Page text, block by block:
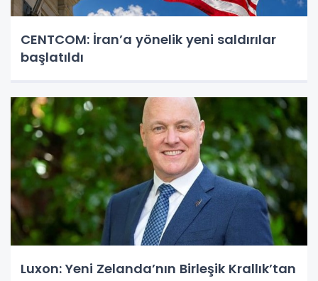
CENTCOM: İran’a yönelik yeni saldırılar
başlatıldı
Luxon: Yeni Zelanda’nın Birleşik Krallık’tan